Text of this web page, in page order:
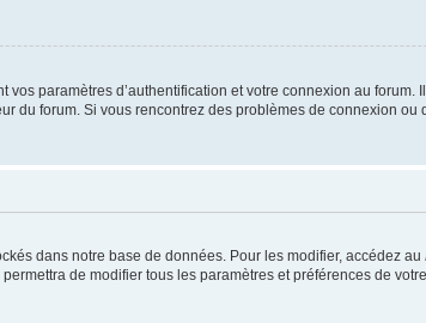
paramètres d’authentification et votre connexion au
du forum. Si vous rencontrez des problèmes de connexion
dans notre base de données. Pour les modifier, accédez au
de modifier tous les paramètres et préférences de votre